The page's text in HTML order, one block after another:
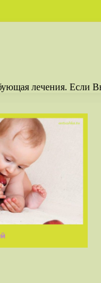
лечения. Если